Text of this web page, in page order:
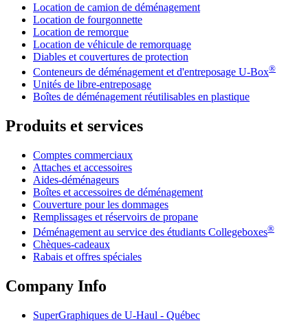
Location de camion de déménagement
Location de fourgonnette
Location de remorque
Location de véhicule de remorquage
Diables et couvertures de protection
Conteneurs de déménagement et d'entreposage U-Box®
Unités de libre-entreposage
Boîtes de déménagement réutilisables en plastique
Produits et services
Comptes commerciaux
Attaches et accessoires
Aides-déménageurs
Boîtes et accessoires de déménagement
Couverture pour les dommages
Remplissages et réservoirs de propane
Déménagement au service des étudiants Collegeboxes®
Chèques-cadeaux
Rabais et offres spéciales
Company Info
SuperGraphiques de U-Haul - Québec